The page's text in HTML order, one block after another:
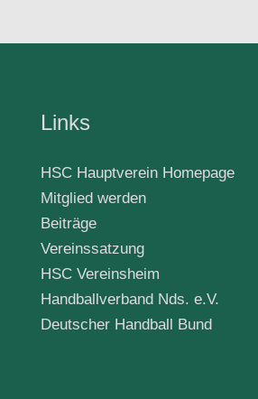
Links
HSC Hauptverein Homepage
Mitglied werden
Beiträge
Vereinssatzung
HSC Vereinsheim
Handballverband Nds. e.V.
Deutscher Handball Bund